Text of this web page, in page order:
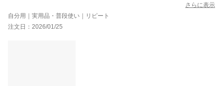
さらに表示
自分用｜実用品・普段使い｜リピート
注文日：2026/01/25